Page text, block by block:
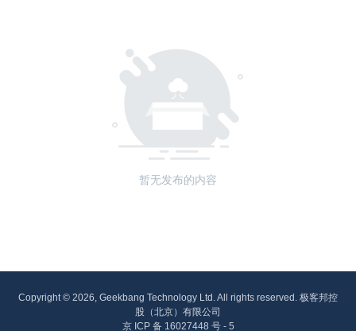
暂无发布的内容
Copyright © 2026, Geekbang Technology Ltd. All rights reserved. 极客邦控
股（北京）有限公司
京 ICP 备 16027448 号 - 5